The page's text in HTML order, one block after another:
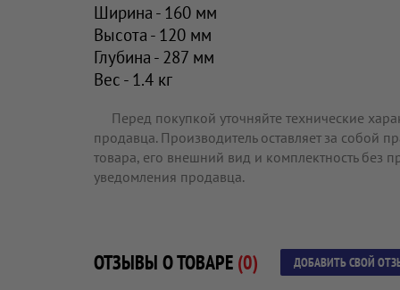
Ширина - 160 мм
Высота - 120 мм
Глубина - 287 мм
Вес - 1.4 кг
Перед покупкой уточняйте технические
продавца. Производитель оставляет за собой
товара, его внешний вид и комплектность без
уведомления продавца.
ОТЗЫВЫ О ТОВАРЕ (0) ДОБАВИТЬ СВОЙ